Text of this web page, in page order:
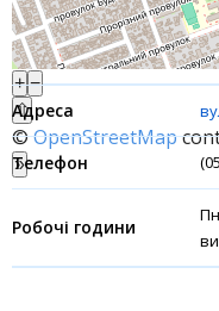
Акції
Рахунки для бізнесу
Фінансові
+ −
⇧
©OpenStreetMap
»